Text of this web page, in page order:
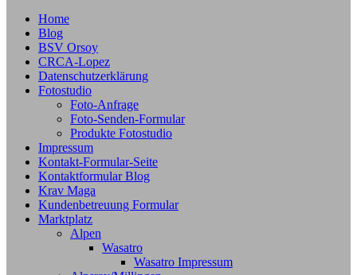
Home
Blog
BSV Orsoy
CRCA-Lopez
Datenschutzerklärung
Fotostudio
Foto-Anfrage
Foto-Senden-Formular
Produkte Fotostudio
Impressum
Kontakt-Formular-Seite
Kontaktformular Blog
Krav Maga
Kundenbetreuung Formular
Marktplatz
Alpen
Wasatro
Wasatro Impressum